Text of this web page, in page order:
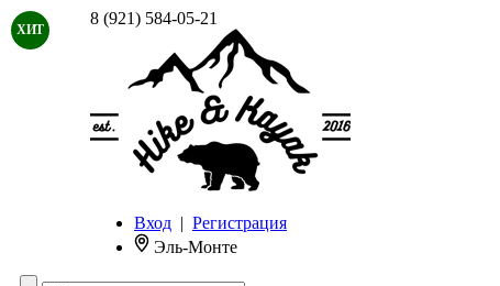
8 (921) 584-05-21
Вход | Регистрация
Эль-Монте
ХИТ